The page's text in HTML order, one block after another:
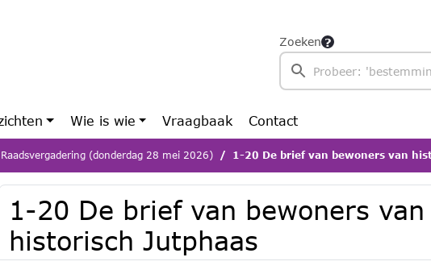
Zoeken
Wie is wie Vraagbaak Contact
Raadsvergadering (donderdag 28 mei 2026) 1-20 De brief van bewoners van
1-20 De brief van bewoners van
historisch Jutphaas